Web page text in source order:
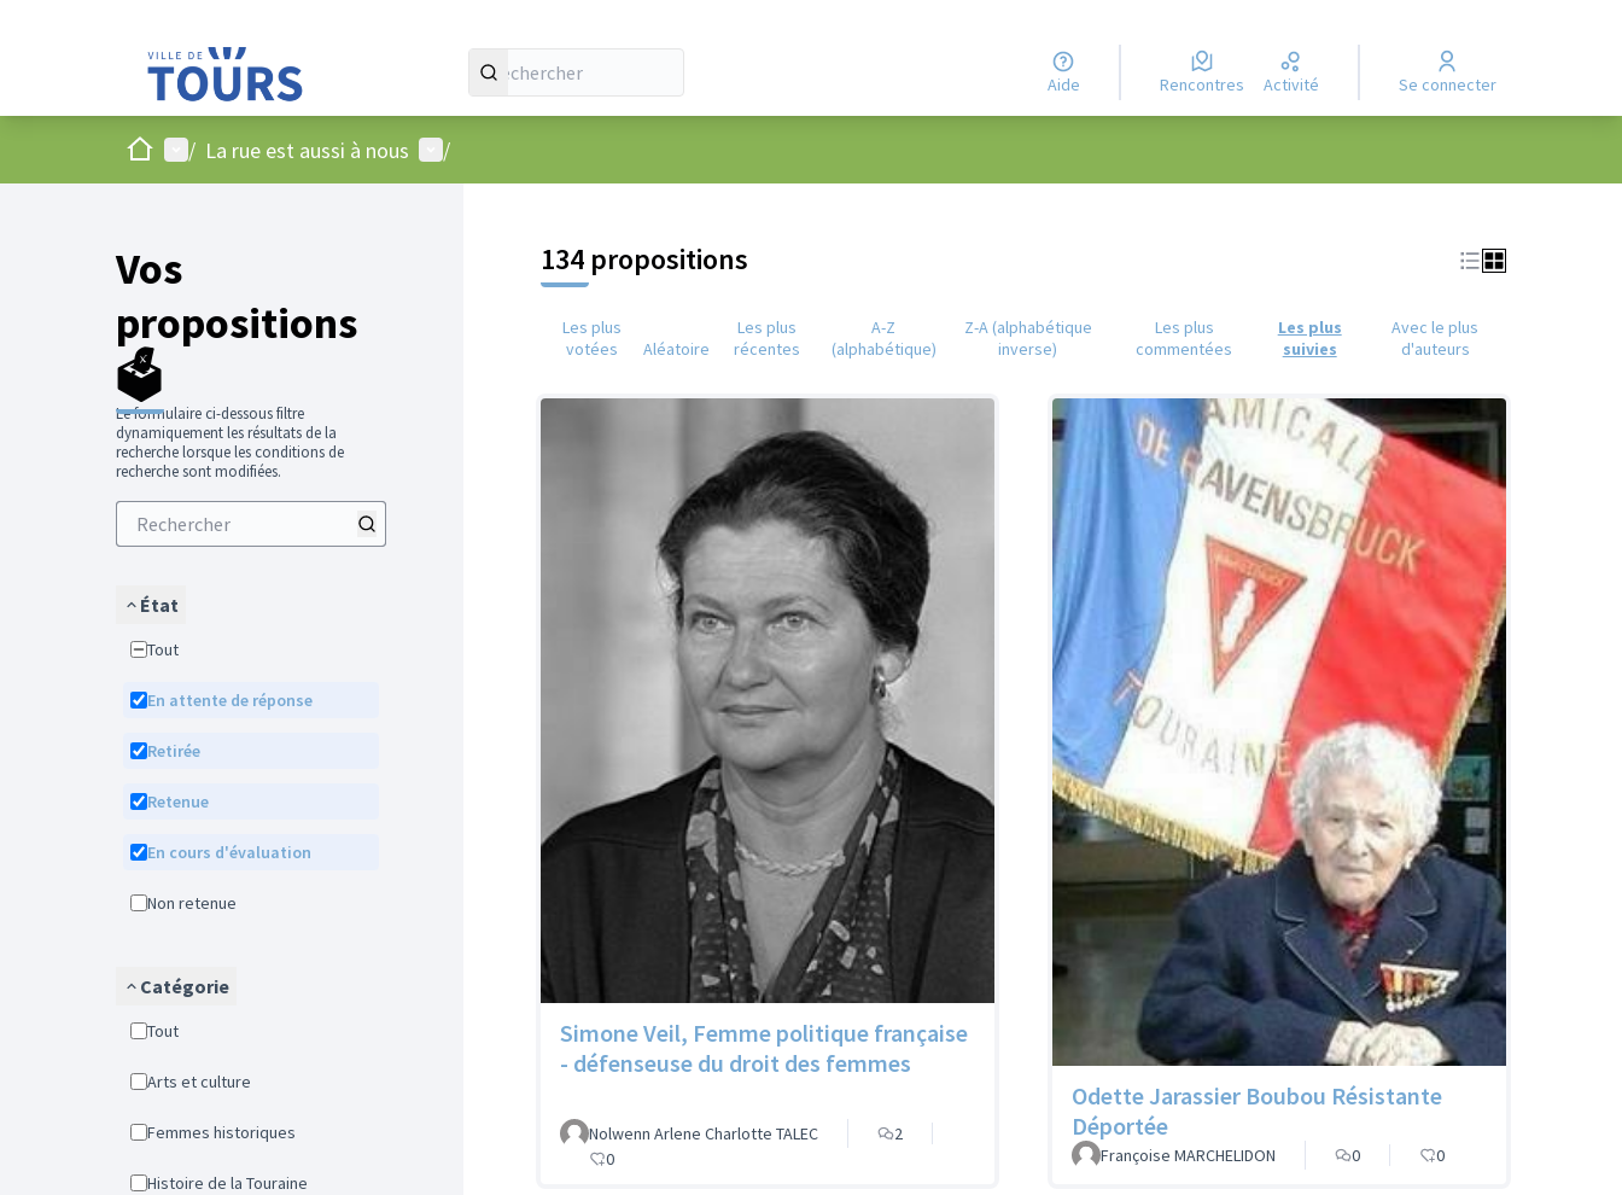
Aide Rencontres Activité Se connecter
AccueilMenu principal
/ La rue est aussi à nous Menu utilisateur
/
Vos
propositions
🗳️
Le formulaire ci-dessous filtre
dynamiquement les résultats de la
recherche lorsque les conditions de
recherche sont modifiées.
État
Tout
En attente de réponse
Retirée
Retenue
En cours d'évaluation
Non retenue
Catégorie
Tout
Arts et culture
Femmes historiques
Histoire de la Touraine
134 propositions
Les plus
votées
Aléatoire
Les plus
récentes
A-Z
(alphabétique)
Z-A (alphabétique
inverse)
Les plus
commentées
Les plus
suivies
Avec le plus
d'auteurs
Simone Veil, Femme politique française
- défenseuse du droit des femmes
Nolwenn Arlene Charlotte TALEC
2
0
Odette Jarassier Boubou Résistante
Déportée
Françoise MARCHELIDON 0 0